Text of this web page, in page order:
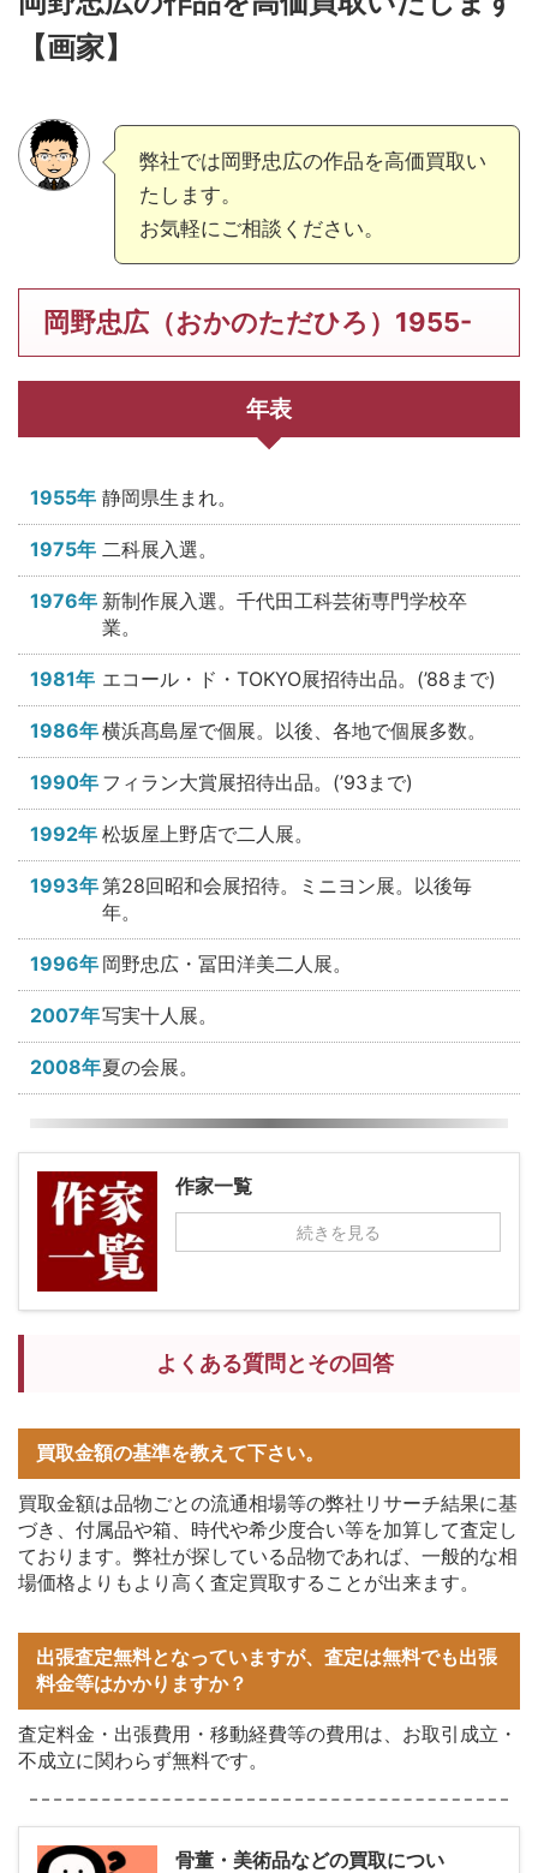
【画家】
弊社では岡野忠広の作品を高価買取い
たします。
お気軽にご相談ください。
岡野忠広（おかのただひろ）1955-
年表
1955年 静岡県生まれ。
1975年 二科展入選。
1976年 新制作展入選。千代田工科芸術専門学校卒
業。
1981年 エコール・ド・TOKYO展招待出品。(’88まで)
1986年横浜髙島屋で個展。以後、各地で個展多数。
1990年 フィラン大賞展招待出品。(’93まで)
1992年 松坂屋上野店で二人展。
1993年第28回昭和会展招待。ミニヨン展。以後毎
年。
1996年 岡野忠広・冨田洋美二人展。
2007年写実十人展。
2008年夏の会展。
作家一覧
続きを見る
よくある質問とその回答
買取金額の基準を教えて下さい。
買取金額は品物ごとの流通相場等の弊社リサーチ結果に基
づき、付属品や箱、時代や希少度合い等を加算して査定し
ております。弊社が探している品物であれば、一般的な相
場価格よりもより高く査定買取することが出来ます。
出張査定無料となっていますが、査定は無料でも出張
料金等はかかりますか？
査定料金・出張費用・移動経費等の費用は、お取引成立・
不成立に関わらず無料です。
骨董・美術品などの買取につい